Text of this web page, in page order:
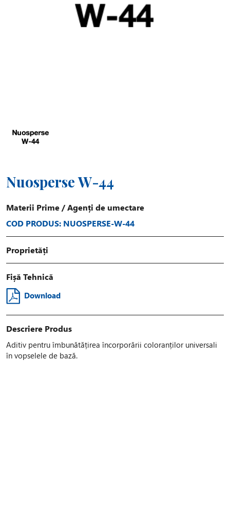
Nuosperse W-44
Materii Prime /Agenți de umectare
COD PRODUS: NUOSPERSE-W-44
Proprietăți
Fișă Tehnică
Download
Descriere Produs
Aditiv pentru îmbunătățirea încorporării coloranților universali
în vopselele de bază.